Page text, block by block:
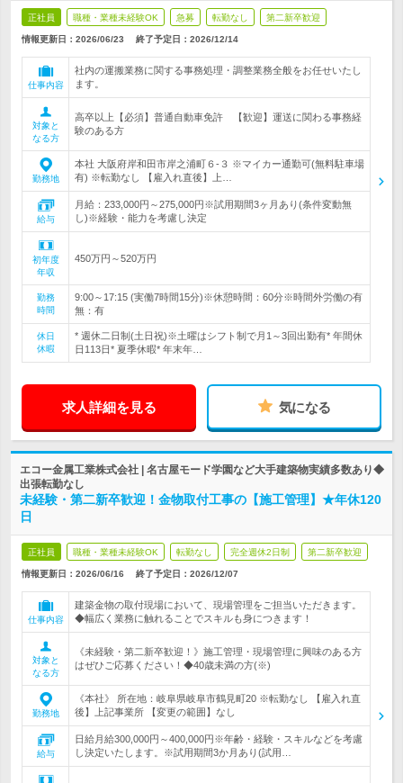
正社員 職種・業種未経験OK 急募 転勤なし 第二新卒歓迎
情報更新日：2026/06/23 終了予定日： 2026/12/14
仕事内容
社内の運搬業務に関する事務処理・調整業務全般をお任せいたし
ます。
対象と
なる方
高卒以上【必須】普通自動車免許 【歓迎】運送に関わる事務経
験のある方
勤務地
本社 大阪府岸和田市岸之浦町６-３ ※マイカー通勤可(無料駐車場
有) ※転勤なし 【雇入れ直後】上…
給与
月給：233,000円～275,000円※試用期間3ヶ月あり(条件変動無
し)※経験・能力を考慮し決定
初年度
年収
450万円～520万円
勤務
時間
9:00～17:15 (実働7時間15分)※休憩時間：60分※時間外労働の有
無：有
休日
休暇
* 週休二日制(土日祝)※土曜はシフト制で月1～3回出勤有* 年間休
日113日* 夏季休暇* 年末年…
求人詳細を見る 気になる
エコー金属工業株式会社 | 名古屋モード学園など大手建築物実績多数あり◆
出張転勤なし
未経験・第二新卒歓迎！金物取付工事の【施工管理】★年休120
日
正社員 職種・業種未経験OK 転勤なし 完全週休2日制 第二新卒歓迎
情報更新日：2026/06/16 終了予定日： 2026/12/07
仕事内容
建築金物の取付現場において、現場管理をご担当いただきます。
◆幅広く業務に触れることでスキルも身につきます！
対象と
なる方
《未経験・第二新卒歓迎！》施工管理・現場管理に興味のある方
はぜひご応募ください！◆40歳未満の方(※)
勤務地
《本社》 所在地：岐阜県岐阜市鶴見町20 ※転勤なし 【雇入れ直
後】上記事業所 【変更の範囲】なし
給与
日給月給300,000円～400,000円※年齢・経験・スキルなどを考慮
し決定いたします。※試用期間3か月あり(試用…